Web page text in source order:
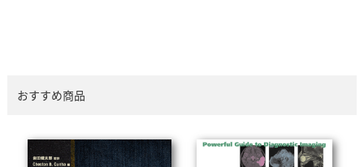
おすすめ商品